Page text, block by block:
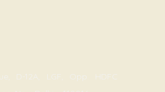
D-12A, LGF, Opp. HDFC